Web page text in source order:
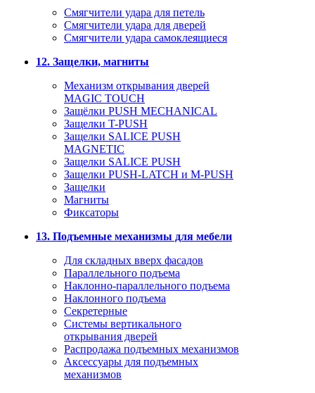
Смягчители удара для петель
Смягчители удара для дверей
Cмягчители удара самоклеящиеся
12. Защелки, магниты
Механизм открывания дверей
MAGIC TOUCH
Защёлки PUSH MECHANICAL
Защелки T-PUSH
Защелки SALICE PUSH
MAGNETIC
Защелки SALICE PUSH
Защелки PUSH-LATCH и M-PUSH
Защелки
Магниты
Фиксаторы
13. Подъемные механизмы для мебели
Для складных вверх фасадов
Параллельного подъема
Наклонно-параллельного подъема
Наклонного подъема
Секретерные
Системы вертикального
открывания дверей
Распродажа подъемных механизмов
Аксессуары для подъемных
механизмов